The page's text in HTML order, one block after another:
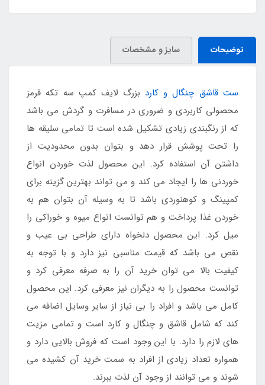
توضیحات سایز و مشخصات
ست قاشق چنگال و کارد بزرگ لایف کمپ سه تکه قرمز
محصولی کاربردی و ضروری در مسافرت و گردش می باشد
که از رنگبندی زیادی تشکیل شده است تا تمامی سلیقه ها
را تحت پوشش قرار دهد و بتوان بدون محدودیت از
داشتن آن استفاده کرد. این محصول لذت خوردن انواع
خوردنی ها را ایجاد می کند و می تواند بهترین گزینه برای
کمپینگ و کوهنوردی باشد تا به وسیله آن بتوان هم به
خوردن غذا پرداخت و هم توانست انواع میوه و خوراکی را
میل کرد. این محصول دلخواه دارای طراحی بی عیب و
نقص می باشد که قیمت مناسبی نیز دارد و با توجه به
کیفیت بالا می توان خرید آن را به صرفه معرفی کرد و
توانست محصول را به دیگران نیز معرفی کرد. این محصول
کامل می باشد و افراد را بی نیاز از سایر وسایل اضافه می
کند که شامل قاشق و چنگال و کارد است و تمامی مزیت
های لازم را دارد. با این وجود است که فروش بالایی دارد و
همواره تعداد زیادی از افراد به سمت خرید آن کشیده می
شوند و می توانند از وجود آن لذت ببرند.